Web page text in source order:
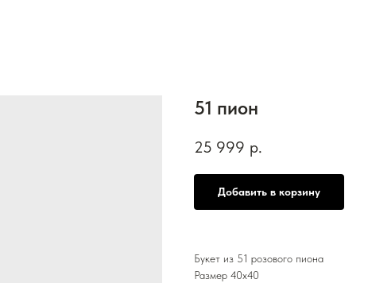
51 пион
25 999 р.
Добавить в корзину
Букет из 51 розового пиона
Размер 40х40